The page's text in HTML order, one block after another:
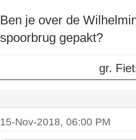
Ben je over de
spoorbrug gepakt?
gr.
15-Nov-2018, 06:00 PM